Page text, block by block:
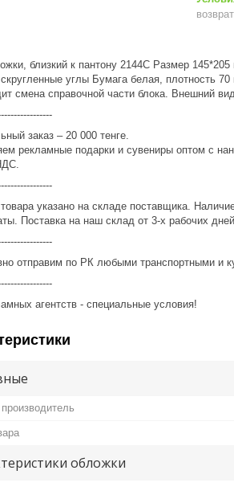
близкий к пантону 2144C Размер
углы Бумага белая, плотность
смена справочной части блока. Внешний
заказ – 20 000 тенге.
рекламные подарки и сувениры оптом с
указано на складе поставщика.
Поставка на наш склад от 3-x рабочих дней
отправим по РК любыми транспортными и
агентств - специальные условия!
обложки